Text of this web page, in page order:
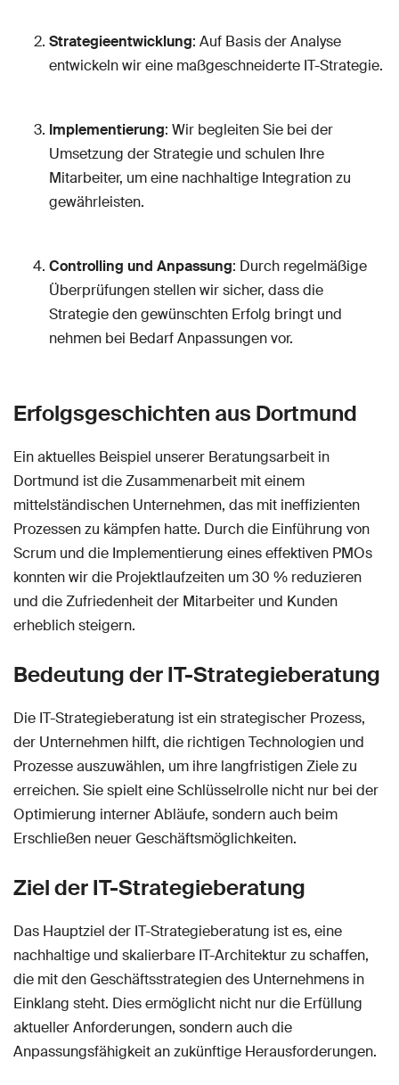
Strategieentwicklung: Auf Basis der Analyse
entwickeln wir eine maßgeschneiderte IT-Strategie.
Implementierung: Wir begleiten Sie bei der
Umsetzung der Strategie und schulen Ihre
Mitarbeiter, um eine nachhaltige Integration zu
gewährleisten.
Controlling und Anpassung: Durch regelmäßige
Überprüfungen stellen wir sicher, dass die
Strategie den gewünschten Erfolg bringt und
nehmen bei Bedarf Anpassungen vor.
Erfolgsgeschichten aus Dortmund
Ein aktuelles Beispiel unserer Beratungsarbeit in
Dortmund ist die Zusammenarbeit mit einem
mittelständischen Unternehmen, das mit ineffizienten
Prozessen zu kämpfen hatte. Durch die Einführung von
Scrum und die Implementierung eines effektiven PMOs
konnten wir die Projektlaufzeiten um 30 % reduzieren
und die Zufriedenheit der Mitarbeiter und Kunden
erheblich steigern.
Bedeutung der IT-Strategieberatung
Die IT-Strategieberatung ist ein strategischer Prozess,
der Unternehmen hilft, die richtigen Technologien und
Prozesse auszuwählen, um ihre langfristigen Ziele zu
erreichen. Sie spielt eine Schlüsselrolle nicht nur bei der
Optimierung interner Abläufe, sondern auch beim
Erschließen neuer Geschäftsmöglichkeiten.
Ziel der IT-Strategieberatung
Das Hauptziel der IT-Strategieberatung ist es, eine
nachhaltige und skalierbare IT-Architektur zu schaffen,
die mit den Geschäftsstrategien des Unternehmens in
Einklang steht. Dies ermöglicht nicht nur die Erfüllung
aktueller Anforderungen, sondern auch die
Anpassungsfähigkeit an zukünftige Herausforderungen.